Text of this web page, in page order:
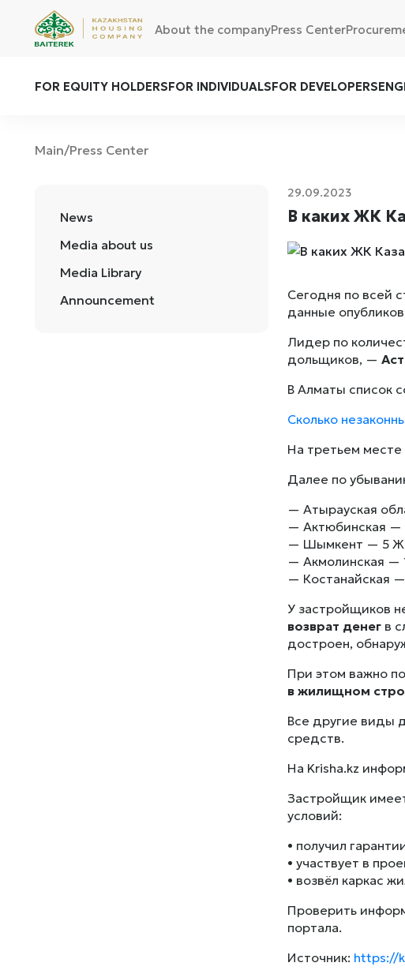
About the companyPress Center
FOR EQUITY HOLDERSFOR INDIVIDUALSFOR DEVELOPERS
Main/Press Center
News
Media about us
Media Library
Announcement
29.09.2023
В каких ЖК
Сегодня по всей
данные
Лидер по
дольщиков, —
В Алматы список
Сколько
На третьем
Далее по
— Атырауская
— Актюбинская —
— Шымкент — 5
— Акмолинская —
— Костанайская
У застройщиков
возврат денег в
достроен,
При этом важно
в жилищном
Все другие виды
средств.
На Krisha.kz
Застройщик
условий:
• получил
• участвует в
• возвёл каркас
Проверить
портала.
Источник: https://